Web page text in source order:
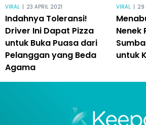
VIRAL | 23 APRIL 2021
Indahnya Toleransi!
Driver Ini Dapat Pizza
untuk Buka Puasa dari
Pelanggan yang Beda
Agama
VIRAL | 29
Nenek
untuk